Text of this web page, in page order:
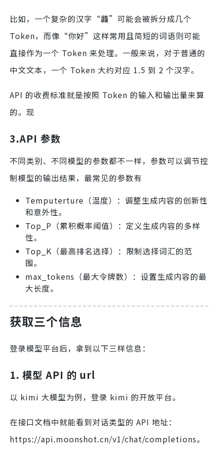
比如，一个复杂的汉字“龘”可能会被拆分成几个
Token，而像“你好”这样常用且简短的词语则可能
直接作为一个 Token 来处理。一般来说，对于普通的
中文文本，一个 Token 大约对应 1.5 到 2 个汉字。
API 的收费标准就是按照 Token 的输入和输出量来算
的。现
3.API 参数
不同类别、不同模型的参数都不一样，参数可以调节控
制模型的输出结果，最常见的参数有
Temputerture（温度）：调整生成内容的创新性
和意外性。
Top_P（累积概率阈值）：定义生成内容的多样
性。
Top_K（最高排名选择）：限制选择词汇的范
围。
max_tokens（最大令牌数）：设置生成内容的最
大长度。
获取三个信息
登录模型平台后，拿到以下三样信息：
1. 模型 API 的 url
以 kimi 大模型为例，登录 kimi 的开放平台。
在接口文档中就能看到对话类型的 API 地址：
https://api.moonshot.cn/v1/chat/completions。